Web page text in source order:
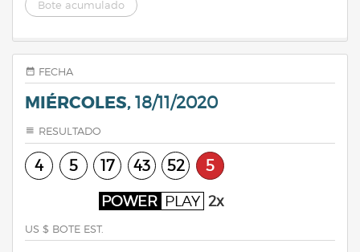
Bote acumulado
FECHA
MIÉRCOLES, 18/11/2020
RESULTADO
4 5 17 43 52 5
POWER PLAY 2x
US $ BOTE EST.